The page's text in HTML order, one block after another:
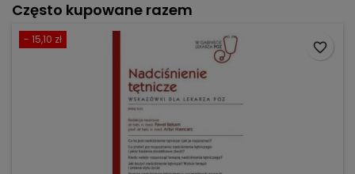
Często kupowane razem
- 15,10 zł
favorite_border